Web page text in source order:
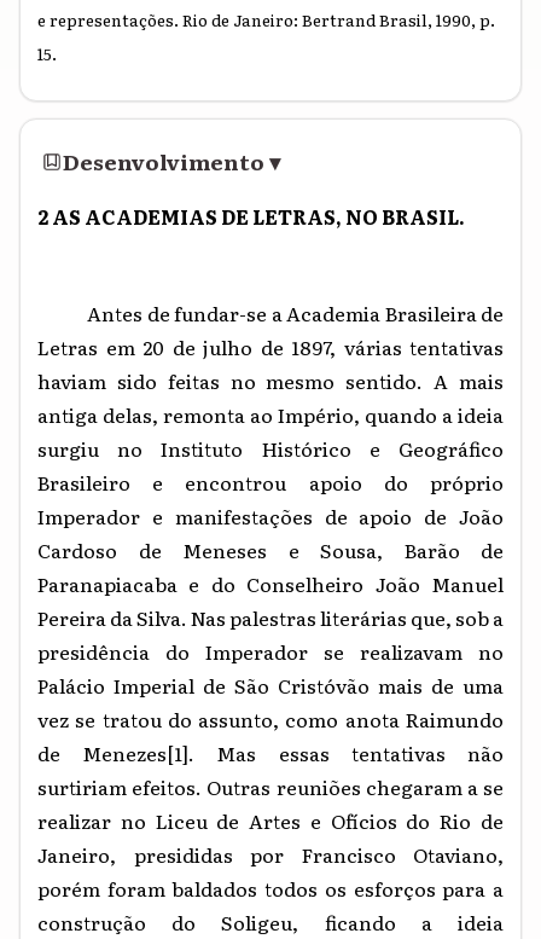
e representações. Rio de Janeiro: Bertrand Brasil, 1990, p.
15.
Desenvolvimento▾
2 AS ACADEMIAS DE LETRAS, NO BRASIL.
Antes de fundar-se a Academia Brasileira de
Letras em 20 de julho de 1897, várias tentativas
haviam sido feitas no mesmo sentido. A mais
antiga delas, remonta ao Império, quando a ideia
surgiu no Instituto Histórico e Geográfico
Brasileiro e encontrou apoio do próprio
Imperador e manifestações de apoio de João
Cardoso de Meneses e Sousa, Barão de
Paranapiacaba e do Conselheiro João Manuel
Pereira da Silva. Nas palestras literárias que, sob a
presidência do Imperador se realizavam no
Palácio Imperial de São Cristóvão mais de uma
vez se tratou do assunto, como anota Raimundo
de Menezes[1]. Mas essas tentativas não
surtiriam efeitos. Outras reuniões chegaram a se
realizar no Liceu de Artes e Ofícios do Rio de
Janeiro, presididas por Francisco Otaviano,
porém foram baldados todos os esforços para a
construção do Soligeu, ficando a ideia